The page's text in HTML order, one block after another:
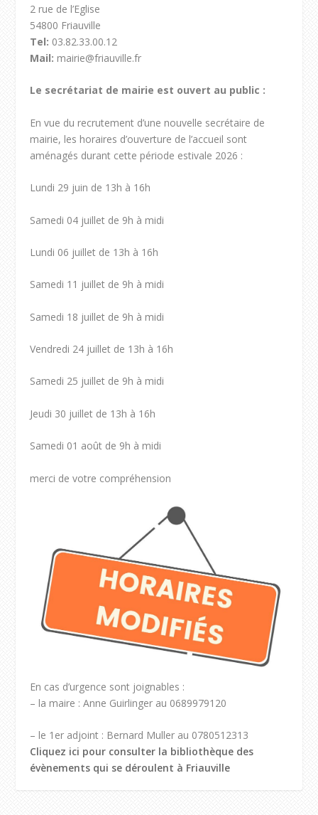
2 rue de l’Eglise
54800 Friauville
Tel: 03.82.33.00.12
Mail: mairie@friauville.fr
Le secrétariat de mairie est ouvert au public :
En vue du recrutement d’une nouvelle secrétaire de
mairie, les horaires d’ouverture de l’accueil sont
aménagés durant cette période estivale 2026 :
Lundi 29 juin de 13h à 16h
Samedi 04 juillet de 9h à midi
Lundi 06 juillet de 13h à 16h
Samedi 11 juillet de 9h à midi
Samedi 18 juillet de 9h à midi
Vendredi 24 juillet de 13h à 16h
Samedi 25 juillet de 9h à midi
Jeudi 30 juillet de 13h à 16h
Samedi 01 août de 9h à midi
merci de votre compréhension
En cas d’urgence sont joignables :
– la maire : Anne Guirlinger au 0689979120
– le 1er adjoint : Bernard Muller au 0780512313
Cliquez ici pour consulter la bibliothèque des
évènements qui se déroulent à Friauville